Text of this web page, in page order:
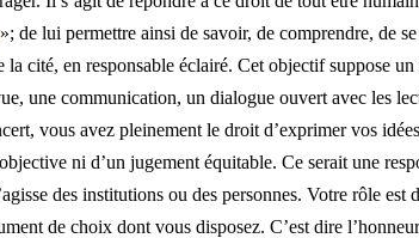
»; de lui permettre ainsi de savoir, de comprendre, de
cité, en responsable éclairé. Cet objectif suppose
une communication, un dialogue ouvert avec les
vous avez pleinement le droit d’exprimer vos
ni d’un jugement équitable. Ce serait une
des institutions ou des personnes. Votre rôle
de choix dont vous disposez. C’est dire